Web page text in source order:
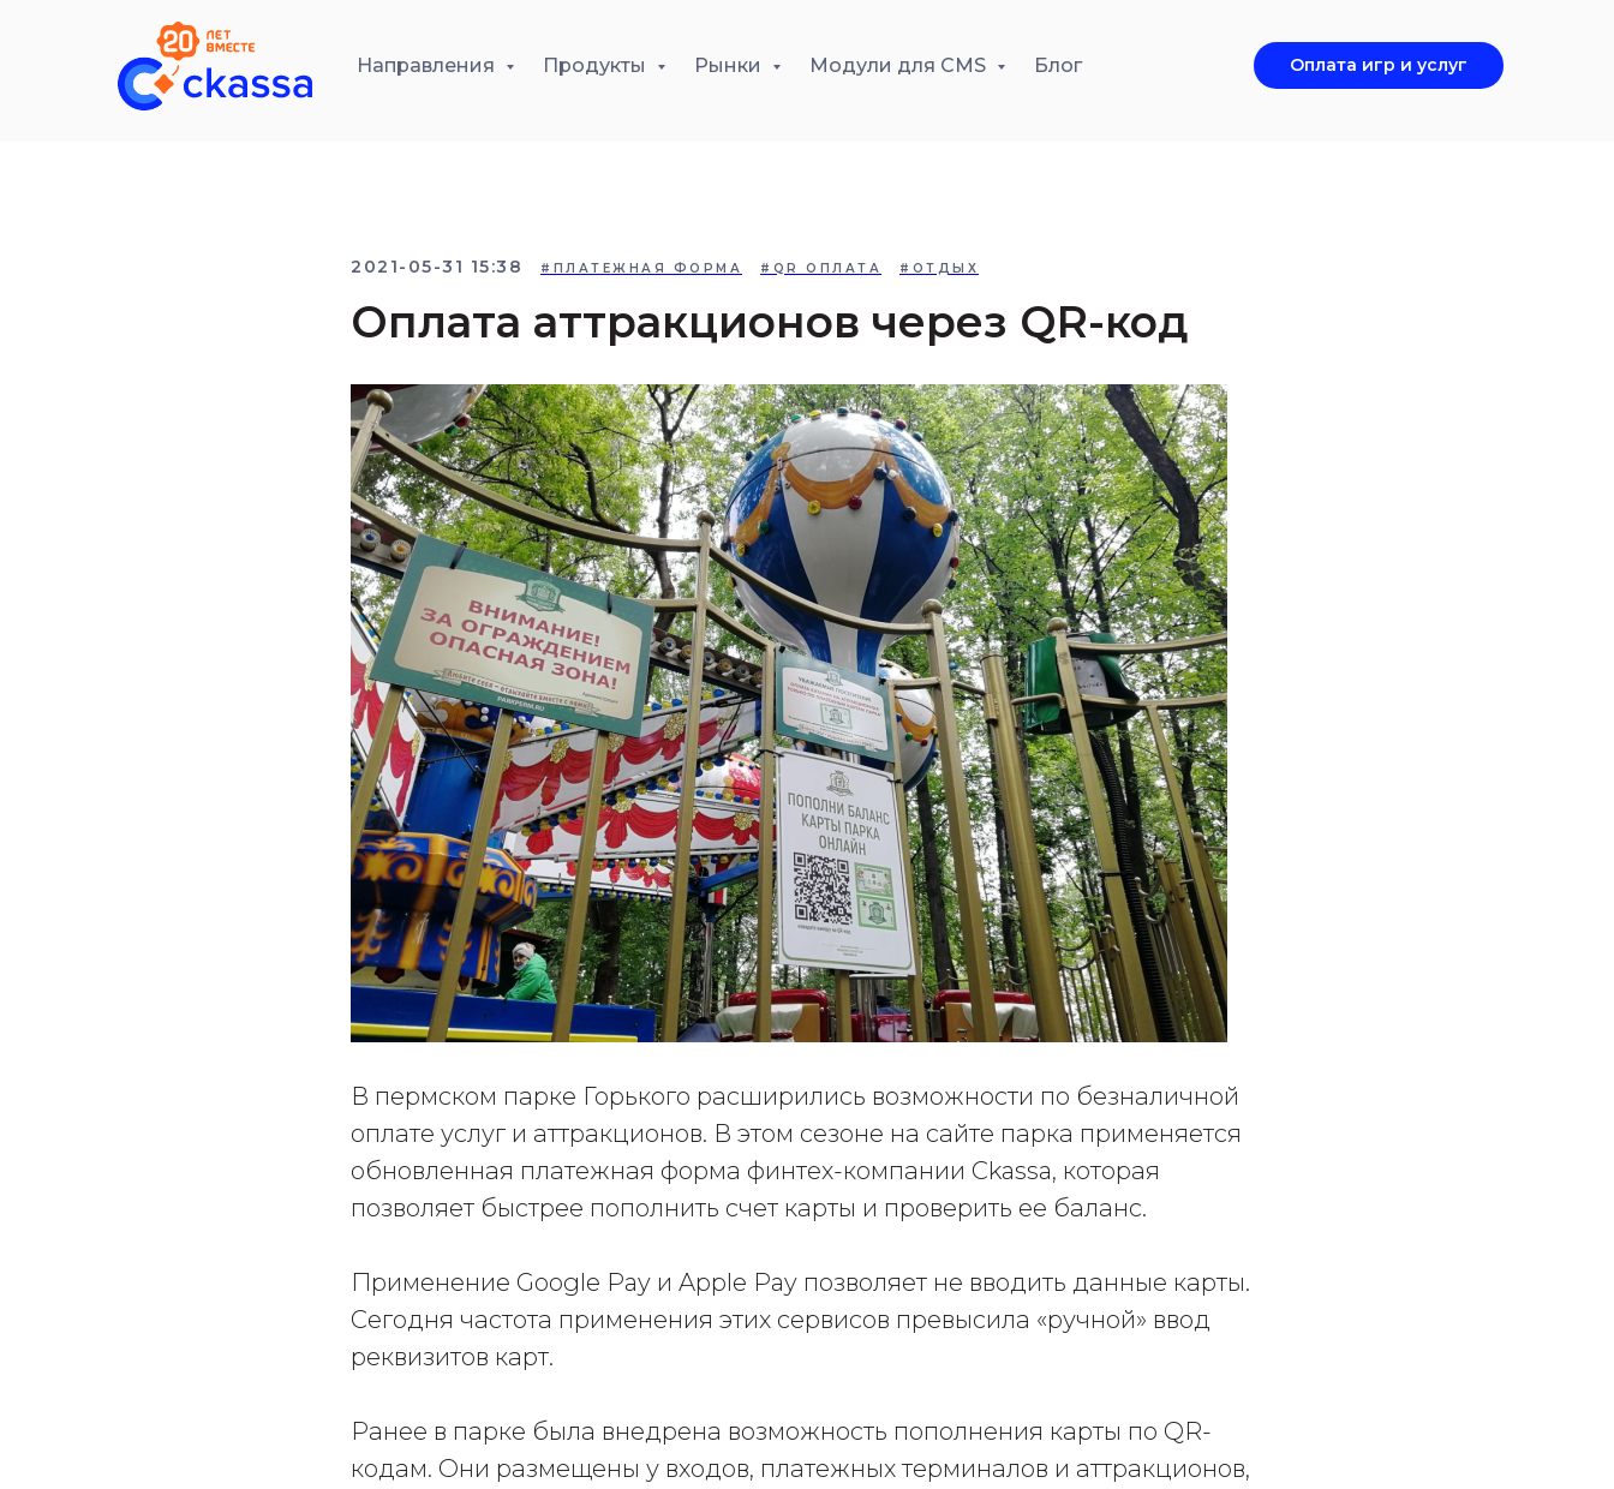
Направления Продукты Рынки Модули для CMS Блог Оплата игр и услуг
2021-05-31 15:38 #ПЛАТЕЖНАЯ ФОРМА #QR ОПЛАТА #ОТДЫХ
Оплата аттракционов через QR-код
В пермском парке Горького расширились возможности по безналичной
оплате услуг и аттракционов. В этом сезоне на сайте парка применяется
обновленная платежная форма финтех-компании Ckassa, которая
позволяет быстрее пополнить счет карты и проверить ее баланс.
Применение Google Pay и Apple Pay позволяет не вводить данные карты.
Сегодня частота применения этих сервисов превысила «ручной» ввод
реквизитов карт.
Ранее в парке была внедрена возможность пополнения карты по QR-
кодам. Они размещены у входов, платежных терминалов и аттракционов,